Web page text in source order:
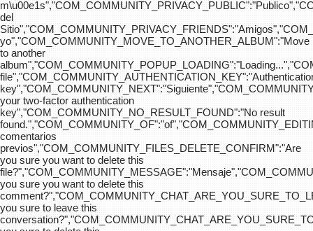
del
yo","COM_COMMUNITY_MOVE_TO_ANOTHER_ALBUM":"Move
to another
your two-factor authentication
key","COM_COMMUNITY_NO_RESULT_FOUND":"No result
comentarios
previos","COM_COMMUNITY_FILES_DELETE_CONFIRM":"Are
you sure you want to delete this
you sure you want to delete this
you sure to leave this